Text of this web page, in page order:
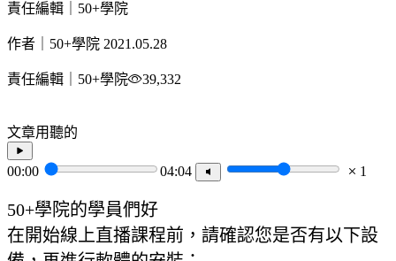
責任編輯｜50+學院
作者｜50+學院 2021.05.28
責任編輯｜50+學院 39,332
文章用聽的
00:00 04:04 1
50+學院的學員們好
在開始線上直播課程前， 請確認您是否有以下設